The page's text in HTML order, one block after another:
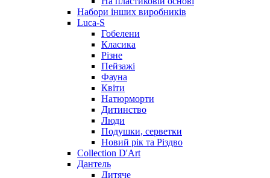
Набори інших виробників
Luca-S
Гобелени
Класика
Різне
Пейзажі
Фауна
Квіти
Натюрморти
Дитинство
Люди
Подушки, серветки
Новий рік та Різдво
Collection D'Art
Дантель
Дитяче